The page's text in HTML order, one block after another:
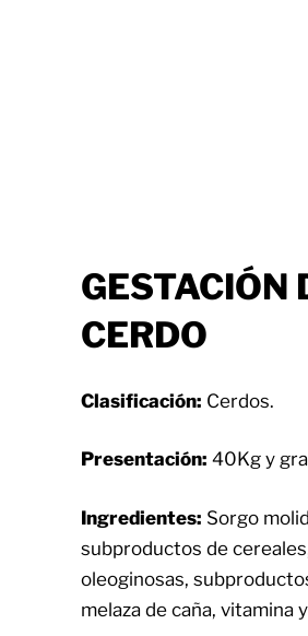
GESTACIÓN
CERDO
Clasificación: Cerdos.
Presentación: 40Kg y
Ingredientes: Sorgo
subproductos de
oleoginosas,
melaza de caña, vitamina